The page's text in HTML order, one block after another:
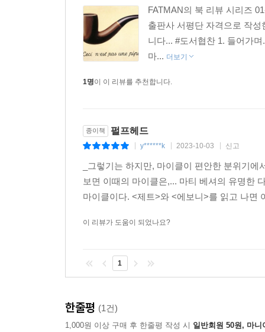
다. 슬프게도 그의 “치명적인 산만함”은 오히려
간과 일치시켜보려는 이들이 있다. 그리고 그건
가면서 같이 성장했다. 그게 바로 라피네스크를
--- pp.300~301
--- p.314
우리는 두 세계의 경계가 불분명한 영역에 들어
는 그때까지 네다섯 개의 이름 붙여지지 않은 동
결과적으로 아주 능숙해지지는 못했지만, 그래도
다─이건 내가 만들어내는 환각이 아니었다. 다
사람이 뚫고 나아가도록 만든 꿈을 경험하고 있었
이 사람들이 하는 일은 수십 년 묵은 원한을 잊지
강박적일 정도로 정직하고 대단히 지적인 설 리
FATMAN의 북 리뷰 시리즈
출판사 서평단 자격으로 작
니다... #도서협찬 1. 들어가
마... 더보기
1명이 이 리뷰를 추천합니다.
종이책 펄프헤드
y******k 2023-10-03 신고
_그렇기는 하지만, 마이클이 편안한 분위기
보면 이때의 마이클은,... 마티 베셔의 유명한
마이클이다. <제트>와 <에보니>를 읽고 나면
이 리뷰가 도움이 되었나요?
1
한줄평 (1건)
1,000원 이상 구매 후 한줄평 작성 시 일반회원 50원, 마니